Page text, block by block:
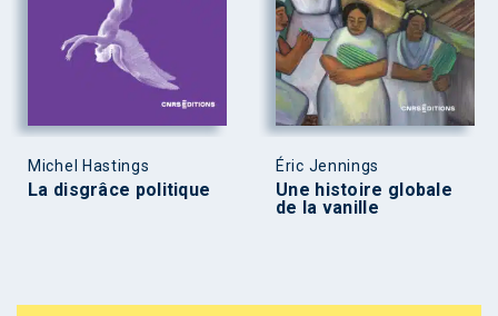
Michel Hastings
La disgrâce politique
Éric Jennings
Une histoire globale
de la vanille